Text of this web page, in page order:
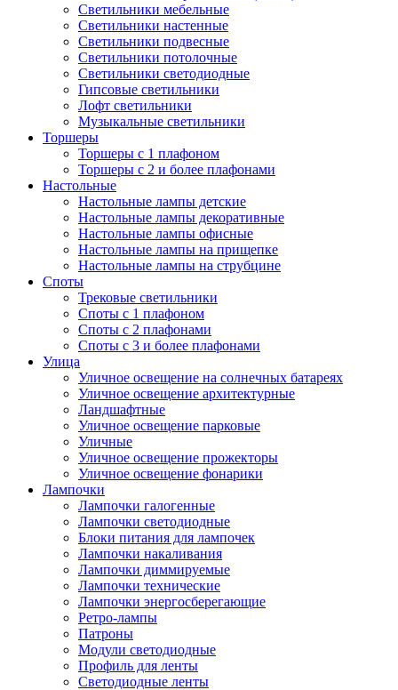
Светильники мебельные
Светильники настенные
Светильники подвесные
Светильники потолочные
Светильники светодиодные
Гипсовые светильники
Лофт светильники
Музыкальные светильники
Торшеры
Торшеры с 1 плафоном
Торшеры с 2 и более плафонами
Настольные
Настольные лампы детские
Настольные лампы декоративные
Настольные лампы офисные
Настольные лампы на прищепке
Настольные лампы на струбцине
Споты
Трековые светильники
Споты с 1 плафоном
Споты с 2 плафонами
Споты с 3 и более плафонами
Улица
Уличное освещение на солнечных батареях
Уличное освещение архитектурные
Ландшафтные
Уличное освещение парковые
Уличные
Уличное освещение прожекторы
Уличное освещение фонарики
Лампочки
Лампочки галогенные
Лампочки светодиодные
Блоки питания для лампочек
Лампочки накаливания
Лампочки диммируемые
Лампочки технические
Лампочки энергосберегающие
Ретро-лампы
Патроны
Модули светодиодные
Профиль для ленты
Светодиодные ленты